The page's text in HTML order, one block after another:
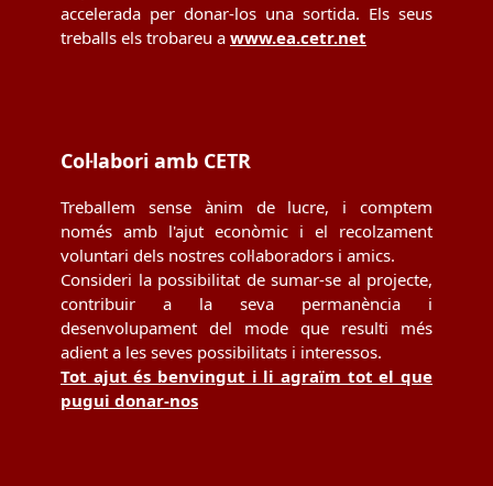
accelerada per donar-los una sortida. Els seus
treballs els trobareu a www.ea.cetr.net
Col·labori amb CETR
Treballem sense ànim de lucre, i comptem
només amb l'ajut econòmic i el recolzament
voluntari dels nostres col·laboradors i amics.
Consideri la possibilitat de sumar-se al projecte,
contribuir a la seva permanència i
desenvolupament del mode que resulti més
adient a les seves possibilitats i interessos.
Tot ajut és benvingut i li agraïm tot el que
pugui donar-nos